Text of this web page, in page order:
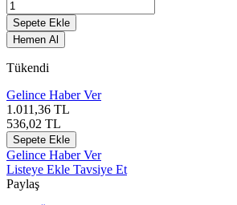
Sepete Ekle
Hemen Al
Tükendi
Gelince Haber Ver
1.011,36 TL
536,02 TL
Sepete Ekle
Gelince Haber Ver
Listeye Ekle Tavsiye Et
Paylaş